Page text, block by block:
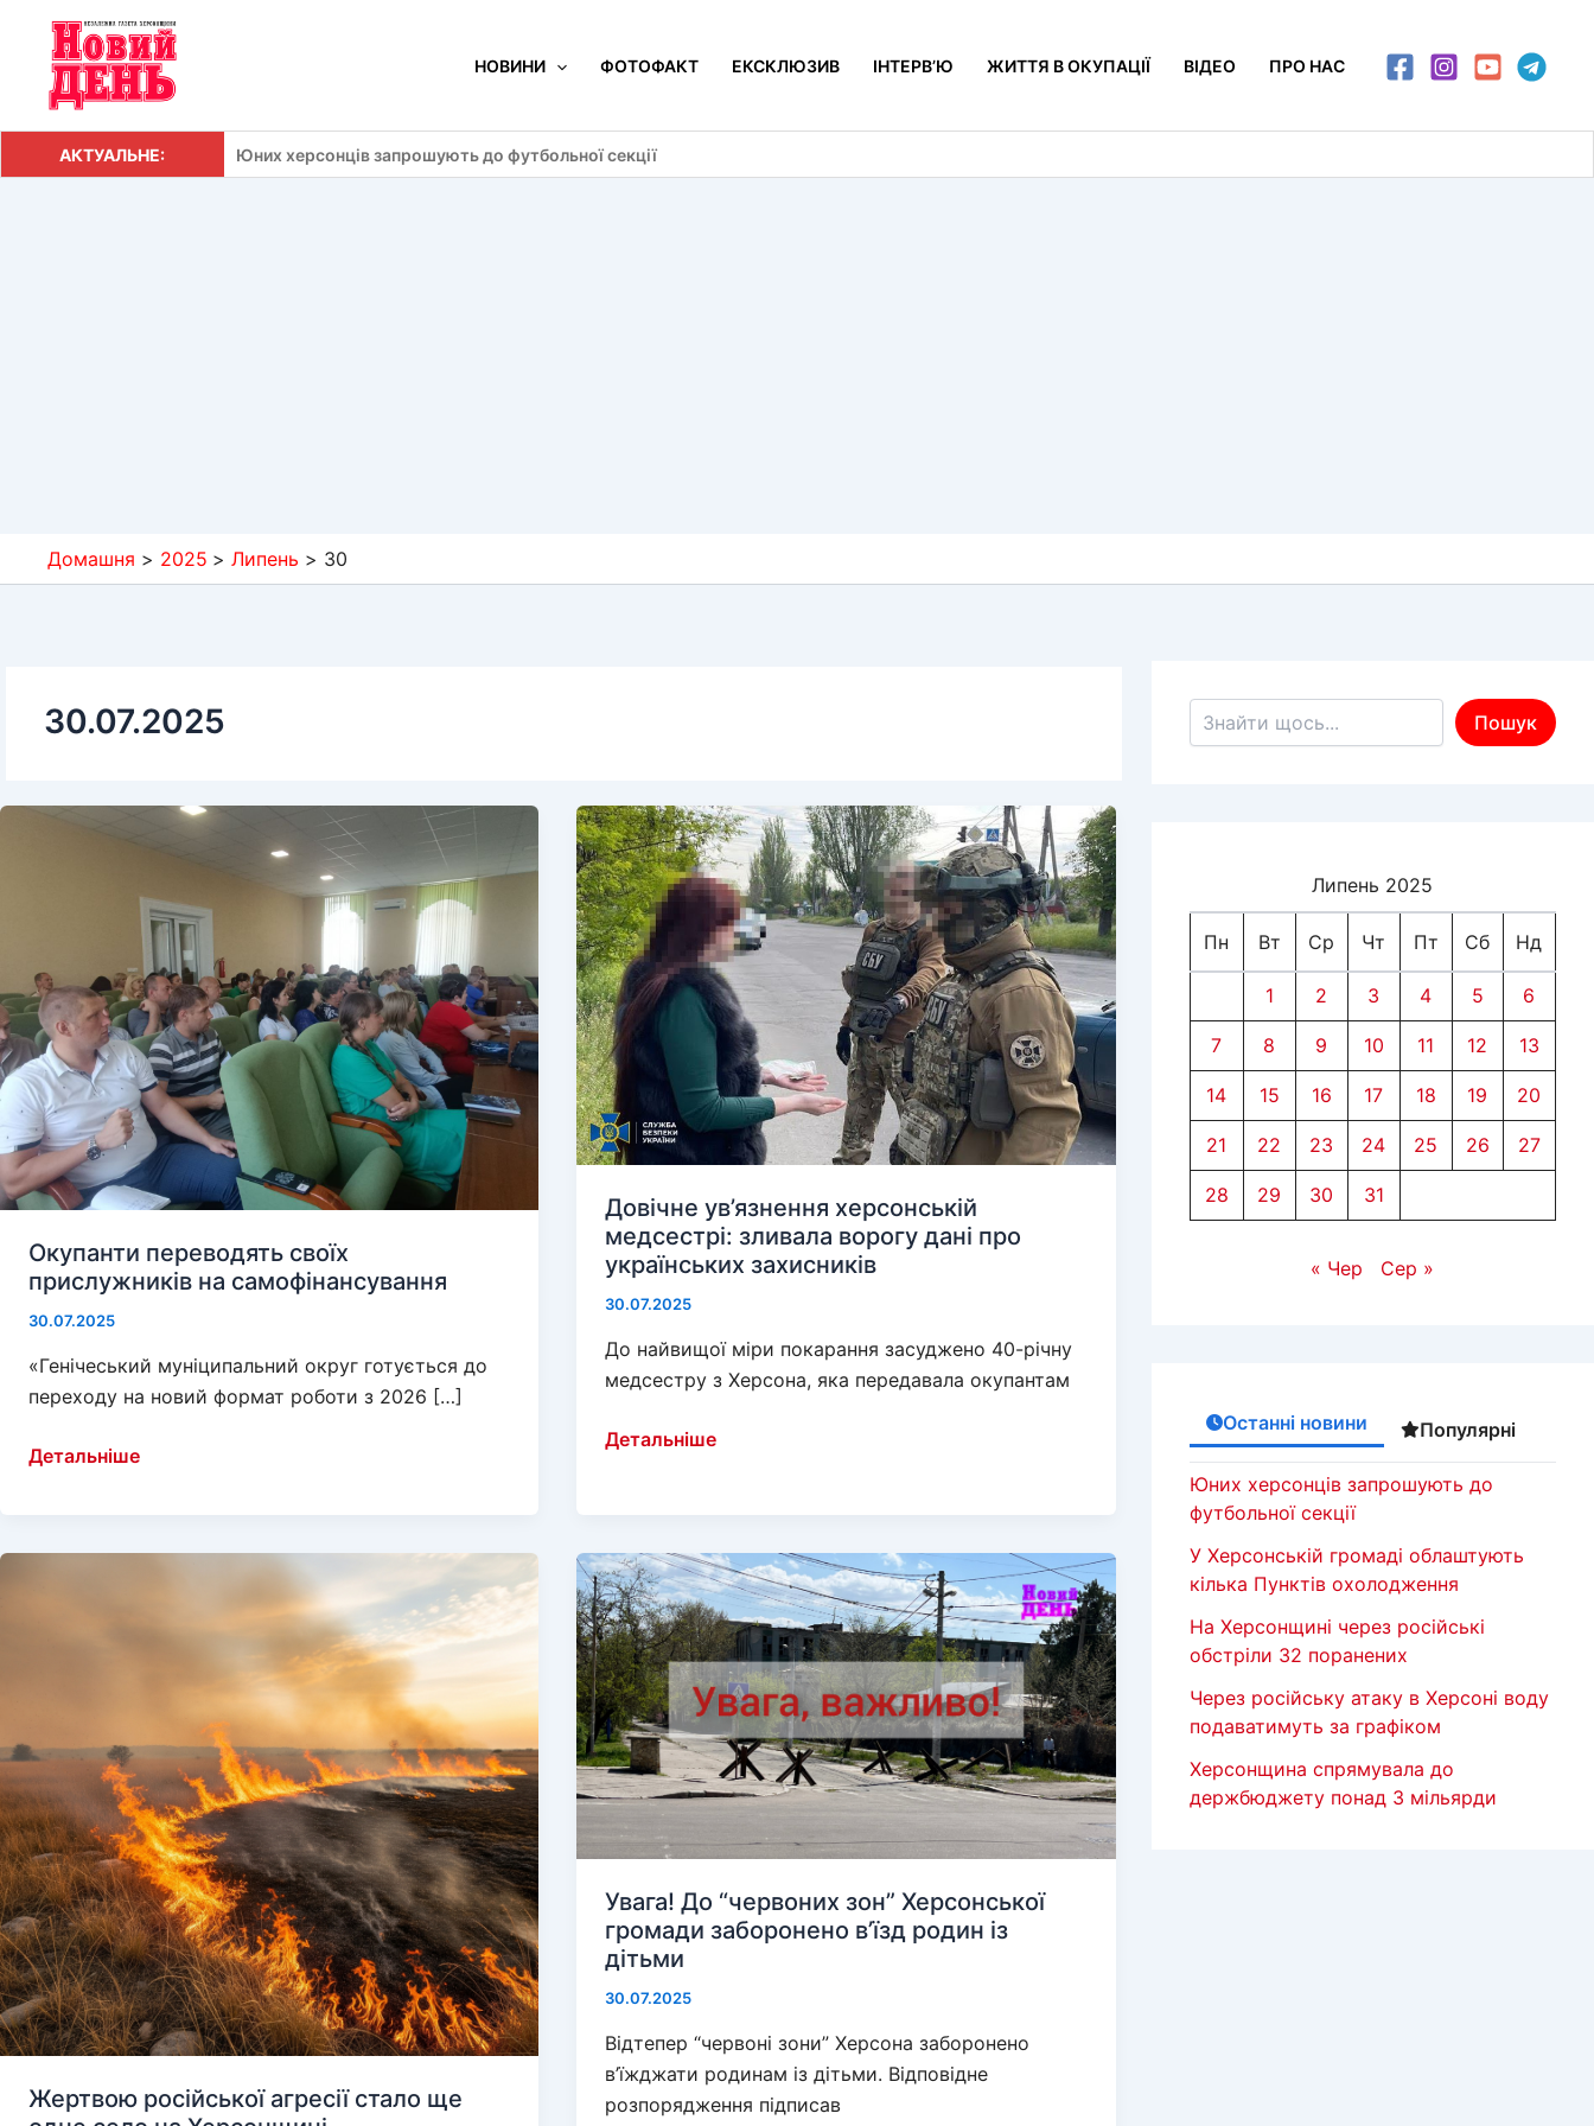
Перейти
вмісту
НОВИНИ ФОТОФАКТ ЕКСКЛЮЗИВ ІНТЕРВ’Ю ЖИТТЯ В ОКУПАЦІЇ ВІДЕО ПРО НАС
АКТУАЛЬНЕ: Юних херсонців запрошують до футбольної секції
Домашня 2025 Липень 30
30.07.2025
Окупанти переводять своїх
прислужників на самофінансування
30.07.2025
«Генічеський муніципальний округ готується до
переходу на новий формат роботи з 2026 […]
Окупанти
Детальніше
Довічне ув’язнення херсонській
медсестрі: зливала ворогу дані про
українських захисників
30.07.2025
До найвищої міри покарання засуджено 40-річну
медсестру з Херсона, яка передавала окупантам
Довічне
зливала
ворогу
дані
про
українських
захисників
Детальніше
Жертвою російської агресії стало ще
Увага! До “червоних зон” Херсонської
громади заборонено в’їзд родин із
дітьми
30.07.2025
Відтепер “червоні зони” Херсона заборонено
в’їжджати родинам із дітьми. Відповідне
розпорядження підписав
Пошук по сайту
Пошук
Липень 2025
Пн Вт Ср Чт Пт Сб Нд
1 2 3 4 5 6
7 8 9 10 11 12 13
14 15 16 17 18 19 20
21 22 23 24 25 26 27
28 29 30 31
« Чер Сер »
Останні новини Популярні
Юних херсонців запрошують до
футбольної секції
У Херсонській громаді облаштують
кілька Пунктів охолодження
На Херсонщині через російські
обстріли 32 поранених
Через російську атаку в Херсоні воду
подаватимуть за графіком
Херсонщина спрямувала до
держбюджету понад 3 мільярди